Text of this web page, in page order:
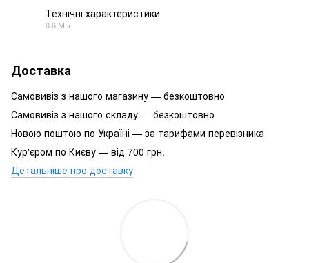
Технічні характеристики
0.6 МБ
Доставка
Самовивіз з нашого магазину — безкоштовно
Самовивіз з нашого складу — безкоштовно
Новою поштою по Україні — за тарифами перевізника
Кур'єром по Києву — від 700 грн.
Детальніше про доставку